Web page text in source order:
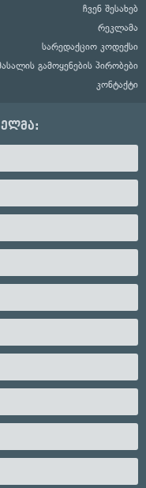
ჩვენ შესახებ
რეკლამა
სარედაქციო კოდექსი
გამოყენების პირობები
კონტაქტი